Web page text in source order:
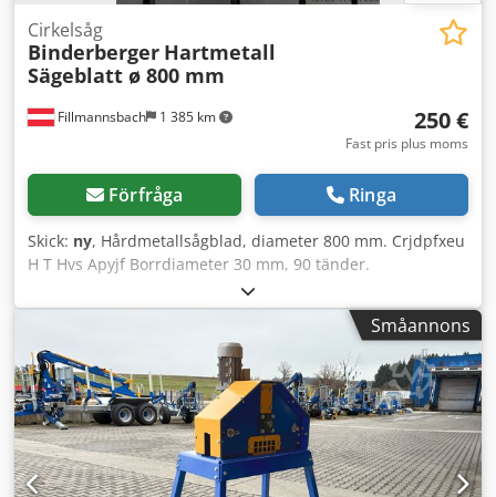
Fillmannsbach 1 385 km
Cirkelsåg
Binderberger Hartmetall
Sägeblatt ø 800 mm
250 €
Fast pris plus moms
Förfråga Ringa
Skick: ny, Hårdmetallsågblad, diameter 800 mm. Crjdpfxeu
H T Hvs Apyjf Borrdiameter 30 mm, 90 tänder.
Småannons